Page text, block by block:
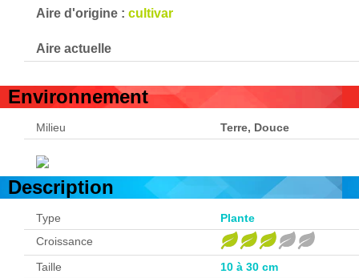
Aire d'origine : cultivar
Aire actuelle
Environnement
Milieu Terre, Douce
Description
Type
Plante
Croissance
Taille
10 à 30 cm